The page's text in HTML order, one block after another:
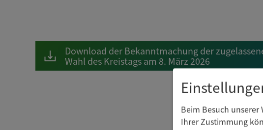
Download der Bekanntmachung der
Wahl des Kreistags am 8. März 2026
Beim Besuch
Ihrer Zustimmung